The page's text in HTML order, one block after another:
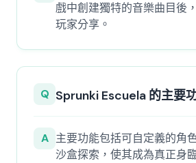
戲中創建獨特的音樂曲目後
玩家分享。
Q Sprunki Escuela 的主要
A 主要功能包括可自定義的角
沙盒探索，使其成為真正身